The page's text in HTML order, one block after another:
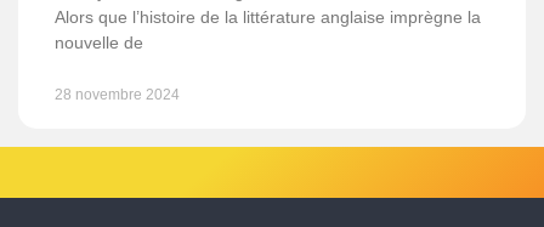
Alors que l’histoire de la littérature anglaise imprègne la
nouvelle de
28 novembre 2024